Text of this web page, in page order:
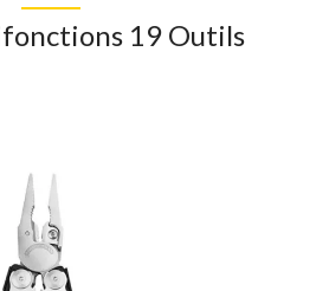
19 Outils